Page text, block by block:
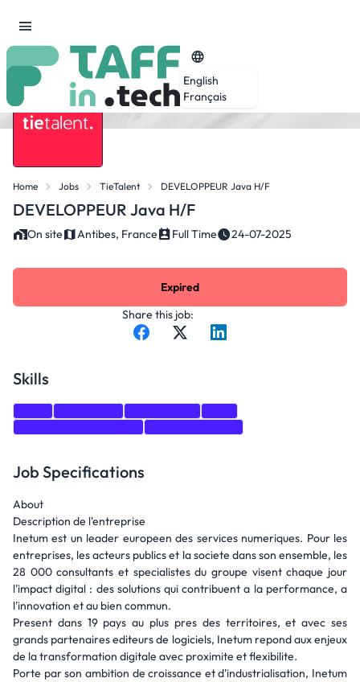
English
Français
Home Jobs TieTalent DEVELOPPEUR Java H/F
DEVELOPPEUR Java H/F
On site Antibes, France Full Time 24-07-2025
Share this job:
Expired
Skills
Job Specifications
About
Description de l'entreprise
Inetum est un leader europeen des services numeriques. Pour les
entreprises, les acteurs publics et la societe dans son ensemble, les
28 000 consultants et specialistes du groupe visent chaque jour
l'impact digital : des solutions qui contribuent a la performance, a
l'innovation et au bien commun.
Present dans 19 pays au plus pres des territoires, et avec ses
grands partenaires editeurs de logiciels, Inetum repond aux enjeux
de la transformation digitale avec proximite et flexibilite.
Porte par son ambition de croissance et d'industrialisation, Inetum